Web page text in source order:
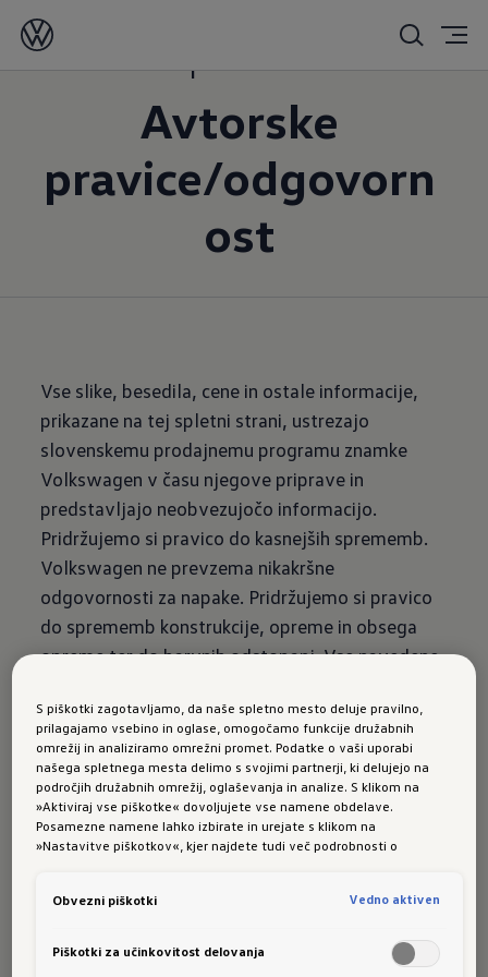
Avtorske
pravice/odgovorn
ost
Vse slike, besedila, cene in ostale informacije,
prikazane na tej spletni strani, ustrezajo
slovenskemu prodajnemu programu znamke
Volkswagen v času njegove priprave in
predstavljajo neobvezujočo informacijo.
Pridržujemo si pravico do kasnejših sprememb.
Volkswagen ne prevzema nikakršne
odgovornosti za napake. Pridržujemo si pravico
do sprememb konstrukcije, opreme in obsega
opreme ter do barvnih odstopanj. Vse navedene
cene, ki vključujejo DMV in DDV.
Program je, vključno z vsemi njegovimi deli, kot
so podatki in slike, avtorsko zaščiten. Vsakršna
uporaba zunaj ozkih meja zakona o avtorskih
pravicah je brez soglasja nedovoljena in kazniva.
snemanje na mikrofilm in elektronsko obdelavo.
namene. Družba Volkswagen AG je lastnica
S piškotki zagotavljamo, da naše spletno mesto deluje pravilno,
prilagajamo vsebino in oglase, omogočamo funkcije družabnih
omrežij in analiziramo omrežni promet. Podatke o vaši uporabi
našega spletnega mesta delimo s svojimi partnerji, ki delujejo na
področjih družabnih omrežij, oglaševanja in analize. S klikom na
»Aktiviraj vse piškotke« dovoljujete vse namene obdelave.
Posamezne namene lahko izbirate in urejate s klikom na
»Nastavitve piškotkov«, kjer najdete tudi več podrobnosti o
Obvezni piškotki
Vedno aktiven
Piškotki za učinkovitost delovanja